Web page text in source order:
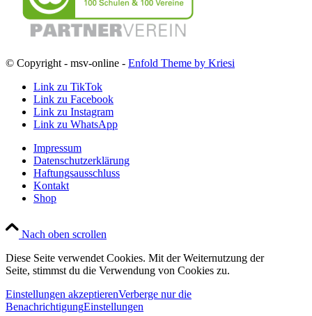
© Copyright - msv-online - Enfold Theme by Kriesi
Link zu TikTok
Link zu Facebook
Link zu Instagram
Link zu WhatsApp
Impressum
Datenschutzerklärung
Haftungsausschluss
Kontakt
Shop
Nach oben scrollen
Diese Seite verwendet Cookies. Mit der Weiternutzung der
Seite, stimmst du die Verwendung von Cookies zu.
Einstellungen akzeptierenVerberge nur die
BenachrichtigungEinstellungen